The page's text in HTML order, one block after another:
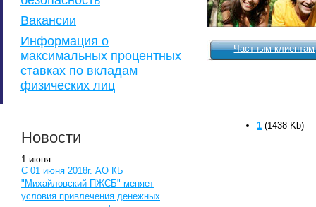
Вакансии
Информация о
максимальных процентных
ставках по вкладам
физических лиц
Новости
1 июня
С 01 июня 2018г. АО КБ
"Михайловский ПЖСБ" меняет
условия привлечения денежных
Частным клиентам
1 (1438 Kb)